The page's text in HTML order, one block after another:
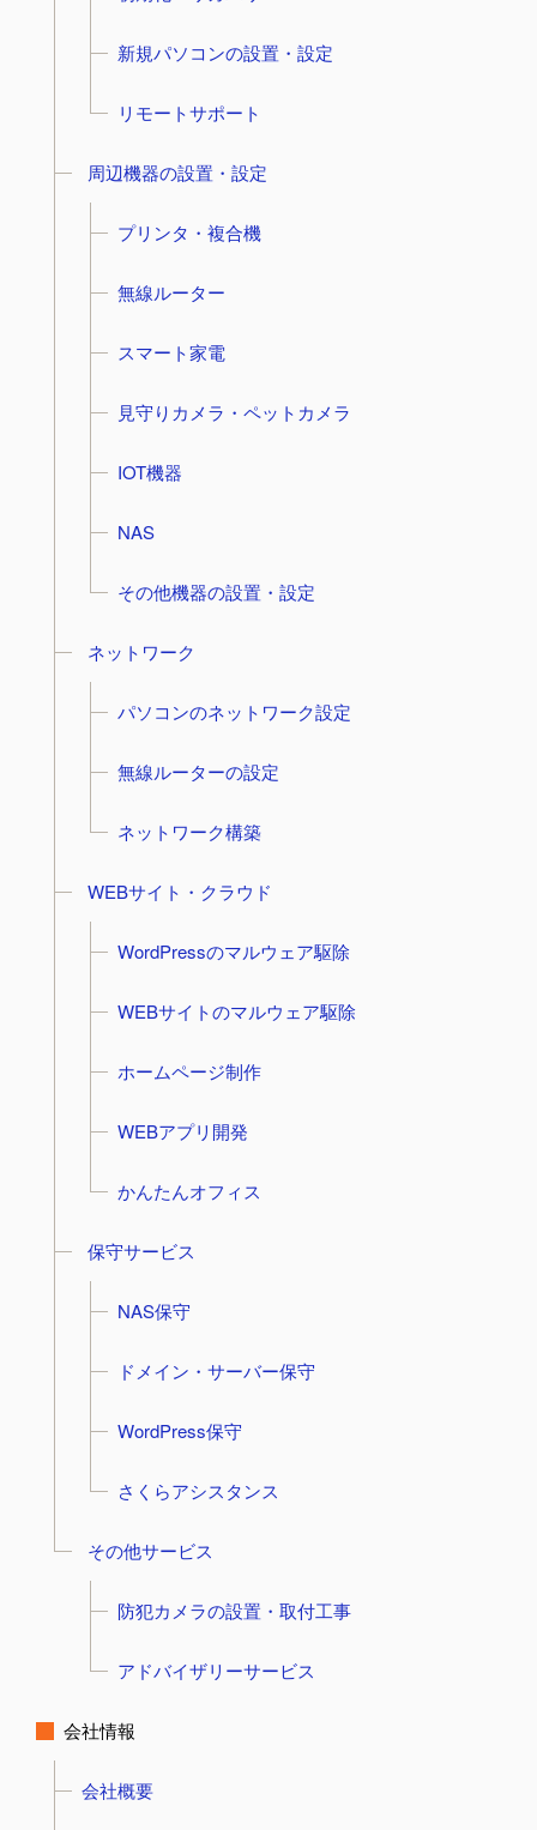
新規パソコンの設置・設定
リモートサポート
周辺機器の設置・設定
プリンタ・複合機
無線ルーター
スマート家電
見守りカメラ・ペットカメラ
IOT機器
NAS
その他機器の設置・設定
ネットワーク
パソコンのネットワーク設定
無線ルーターの設定
ネットワーク構築
WEBサイト・クラウド
WordPressのマルウェア駆除
WEBサイトのマルウェア駆除
ホームページ制作
WEBアプリ開発
かんたんオフィス
保守サービス
NAS保守
ドメイン・サーバー保守
WordPress保守
さくらアシスタンス
その他サービス
防犯カメラの設置・取付工事
アドバイザリーサービス
会社情報
会社概要